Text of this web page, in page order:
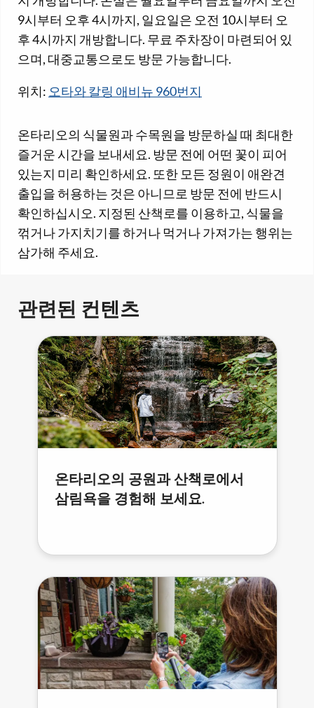
9시부터 오후 4시까지, 일요일은 오전 10시부터 오
후 4시까지 개방합니다. 무료 주차장이 마련되어 있
으며, 대중교통으로도 방문 가능합니다.
위치: 오타와 칼링 애비뉴 960번지
온타리오의 식물원과 수목원을 방문하실 때 최대한
즐거운 시간을 보내세요. 방문 전에 어떤 꽃이 피어
있는지 미리 확인하세요. 또한 모든 정원이 애완견
출입을 허용하는 것은 아니므로 방문 전에 반드시
확인하십시오. 지정된 산책로를 이용하고, 식물을
꺾거나 가지치기를 하거나 먹거나 가져가는 행위는
삼가해 주세요.
관련된 컨텐츠
온타리오의 공원과 산책로에서
삼림욕을 경험해 보세요.